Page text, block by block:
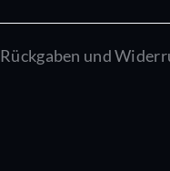
Rückgaben und